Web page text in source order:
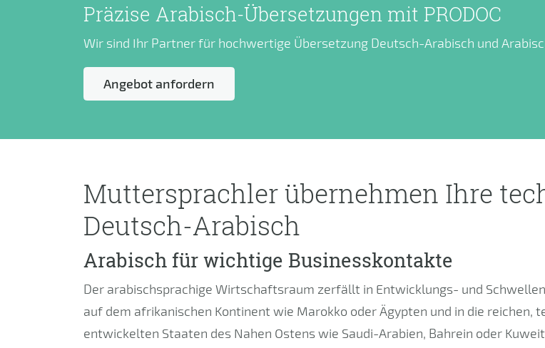
Präzise Arabisch-Übersetzungen mit PRODOC
Wir sind Ihr Partner für hochwertige Übersetzung Deutsch-Arabisch und
Angebot anfordern
Muttersprachler übernehmen Ihre
Deutsch-Arabisch
Arabisch für wichtige Businesskontakte
Der arabischsprachige Wirtschaftsraum zerfällt in Entwicklungs- und
auf dem afrikanischen Kontinent wie Marokko oder Ägypten und in die reichen,
entwickelten Staaten des Nahen Ostens wie Saudi-Arabien, Bahrein oder